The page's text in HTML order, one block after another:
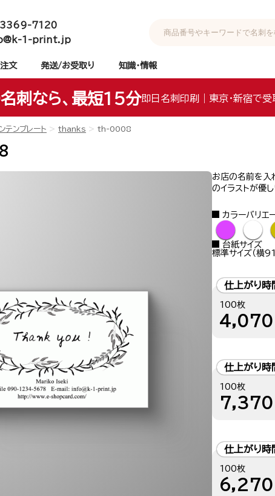
7120
1-print.jp
文 発送/お受取り 知識・情報
刺なら、最短15分即日名刺印刷｜東京・新宿で受
テンプレート thanks th-0008
お店の名前を入
のイラストが優
カラーバリエ
● ●
台紙サイズ
標準サイズ（横
仕上がり
100枚
4,070
仕上がり
100枚
7,370
仕上がり
100枚
6,270